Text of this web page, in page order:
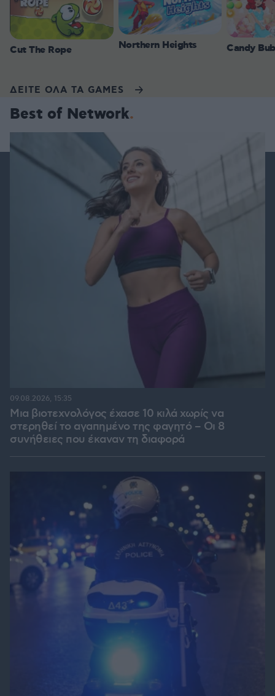
Cut The Rope Northern Heights Candy
ΔΕΙΤΕ ΟΛΑ ΤΑ GAMES
Best of Network
Μια βιοτεχνολόγος έχασε 10 κιλά χωρίς να
στερηθεί το αγαπημένο της φαγητό – Οι 8
συνήθειες που έκαναν τη διαφορά
09.08.2026, 15:35